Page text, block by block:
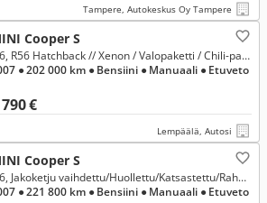
Tampere, Autokeskus Oy Tampere
Cooper S
€
1,6, R56 Hatchback // Xenon / Valopaketti / Chili-paketti //
● 202 000 km ● Bensiini ● Manuaali ● Etuveto
Lempäälä, Autosi
Cooper S
1,6, Jakoketju vaihdettu/Huollettu/Katsastettu/Rahoitus 3.9%
● 221 800 km ● Bensiini ● Manuaali ● Etuveto